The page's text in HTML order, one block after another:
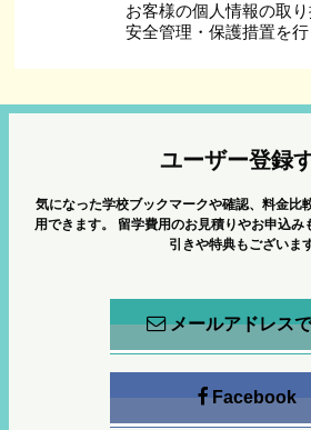
お客様の個人情報の取
安全管理・保護措置を行
ユーザー登録
気になった学校ブックマークや確認、料金比
用できます。
留学費用のお見積りやお申込み
引きや特典もございま
メールアドレス
Facebook